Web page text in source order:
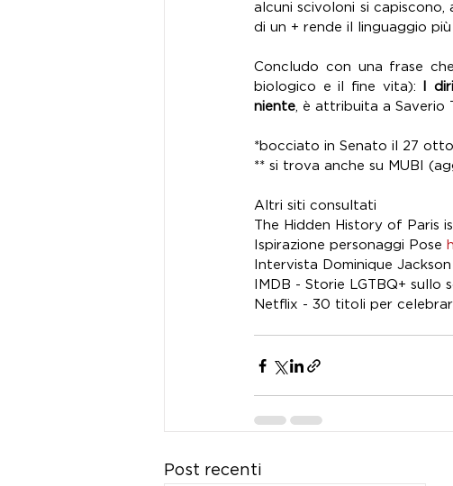
alcuni scivoloni si
di un + rende il linguaggio
Concludo con una frase
biologico e il fine vita):
I
niente, è attribuita a Saverio
*bocciato in Senato il 27
** si trova anche su MUBI
Altri siti consultati
The Hidden History of Paris
Ispirazione personaggi Pose
Intervista Dominique
IMDB - Storie LGTBQ+ sullo
Netflix - 30 titoli per
Post recenti